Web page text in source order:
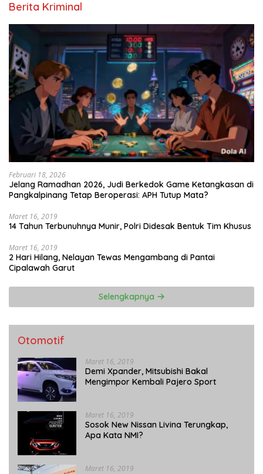
Berita Kriminal
Februari 18, 2026
Jelang Ramadhan 2026, Judi Berkedok Game Ketangkasan di
Pangkalpinang Tetap Beroperasi: APH Tutup Mata?
Maret 16, 2019
14 Tahun Terbunuhnya Munir, Polri Didesak Bentuk Tim Khusus
Maret 16, 2019
2 Hari Hilang, Nelayan Tewas Mengambang di Pantai
Cipalawah Garut
Selengkapnya
Otomotif
Maret 16, 2019
Demi Xpander, Mitsubishi Bakal
Mengimpor Kembali Pajero Sport
Maret 16, 2019
Sosok New Nissan Livina Terungkap,
Apa Kata NMI?
Maret 16, 2019